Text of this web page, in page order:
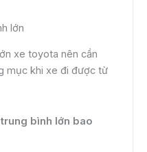
lớn
xe toyota nên cần
mục khi xe đi được từ
bình lớn bao